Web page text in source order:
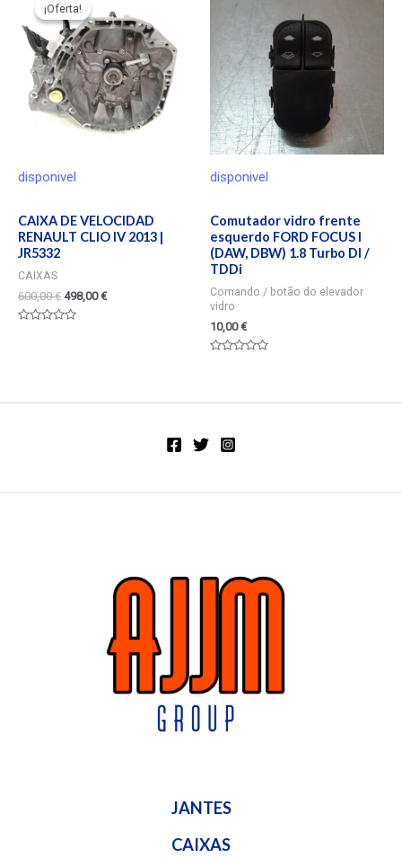
¡Oferta!
disponivel
¡Oferta!
CAIXA DE VELOCIDAD
RENAULT CLIO IV 2013 |
JR5332
CAIXAS
600,00€ 498,00€
disponivel
Comutador vidro frente
esquerdo FORD FOCUS I
(DAW, DBW) 1.8 Turbo DI /
TDDi
Comando / botão do elevador
vidro
10,00€
5
JANTES
CAIXAS